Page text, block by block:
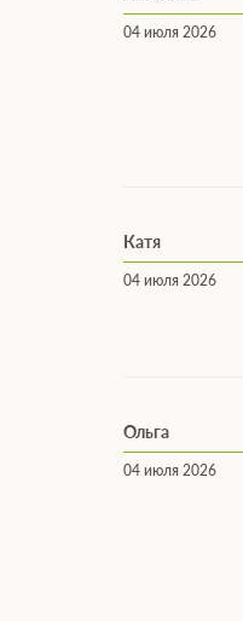
04 июля 2026
Катя
04 июля 2026
Ольга
04 июля 2026